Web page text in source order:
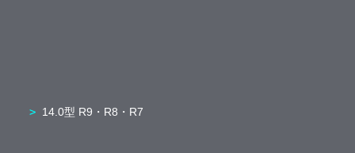
14.0型 R9・R8・R7